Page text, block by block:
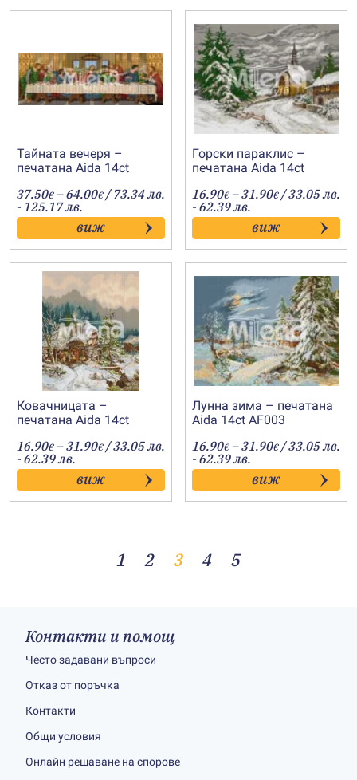
Тайната вечеря –
печатана Aida 14ct
37.50€ –64.00€Price
range:
37.50€
through
64.00€
/ 73.34 лв.
- 125.17 лв.
виж
Горски параклис –
печатана Aida 14ct
16.90€ –31.90€Price
range:
16.90€
through
31.90€
/ 33.05 лв.
- 62.39 лв.
виж
Ковачницата –
печатана Aida 14ct
16.90€ –31.90€Price
range:
16.90€
through
31.90€
/ 33.05 лв.
- 62.39 лв.
виж
Лунна зима – печатана
Aida 14ct AF003
16.90€ –31.90€Price
range:
16.90€
through
31.90€
/ 33.05 лв.
- 62.39 лв.
виж
1 2 3 4 5
Контакти и помощ
Често задавани въпроси
Отказ от поръчка
Контакти
Общи условия
Онлайн решаване на спорове